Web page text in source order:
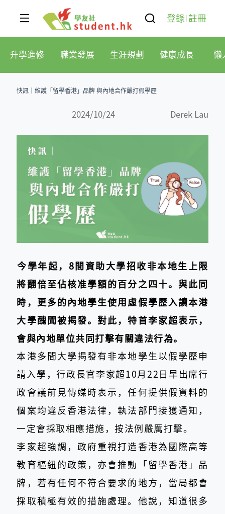
登錄 註冊
升學進修 職業發展 生涯規劃 健康成長 懶
快訊 ｜維護「留學香港」品牌 與內地合作嚴打假學歷
2024/10/24 Derek Lau
今學年起，8間資助大學招收非本地生上限
將翻倍至佔核准學額的百分之四十。與此同
時，更多的內地學生使用虛假學歷入讀本港
大學醜聞被揭發。對此，特首李家超表示，
會與內地單位共同打擊有關違法行為。
本港多間大學揭發有非本地學生以假學歷申
請入學，行政長官李家超10月22日早出席行
政會議前見傳媒時表示，任何提供假資料的
個案均違反香港法律，執法部門接獲通知，
一定會採取相應措施，按法例嚴厲打擊。
李家超強調，政府重視打造香港為國際高等
教育樞紐的政策，亦會推動「留學香港」品
牌，若有任何不符合要求的地方，當局都會
採取積極有效的措施處理。他說，知道很多